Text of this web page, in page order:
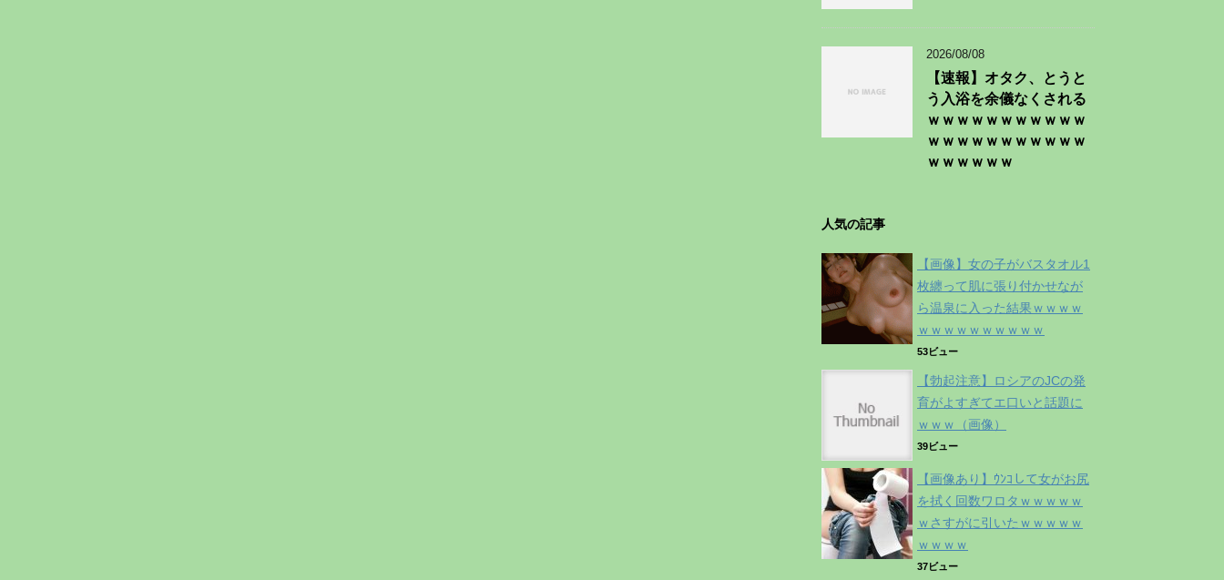
2026/08/08
【速報】オタク、とうと
う入浴を余儀なくされる
ｗｗｗｗｗｗｗｗｗｗｗ
ｗｗｗｗｗｗｗｗｗｗｗ
ｗｗｗｗｗｗ
人気の記事
【画像】女の子がバスタオル1
枚纏って肌に張り付かせなが
ら温泉に入った結果ｗｗｗｗ
ｗｗｗｗｗｗｗｗｗｗ
53ビュー
【勃起注意】ロシアのJCの発
育がよすぎてエ口いと話題に
ｗｗｗ（画像）
39ビュー
【画像あり】ｳﾝｺして女がお尻
を拭く回数ワロタｗｗｗｗｗ
ｗさすがに引いたｗｗｗｗｗ
ｗｗｗｗ
37ビュー